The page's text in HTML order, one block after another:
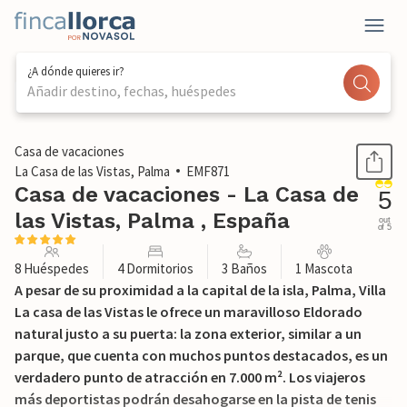
¿A dónde quieres ir?
Añadir destino, fechas, huéspedes
1 / 42
Casa de vacaciones
La Casa de las Vistas, Palma
EMF871
Casa de vacaciones - La Casa de
las Vistas, Palma , España
5
out
of 5
8 Huéspedes 4 Dormitorios 3 Baños 1 Mascota
A pesar de su proximidad a la capital de la isla, Palma, Villa
La casa de las Vistas le ofrece un maravilloso Eldorado
natural justo a su puerta: la zona exterior, similar a un
parque, que cuenta con muchos puntos destacados, es un
verdadero punto de atracción en 7.000 m². Los viajeros
más deportistas podrán desahogarse en la pista de tenis